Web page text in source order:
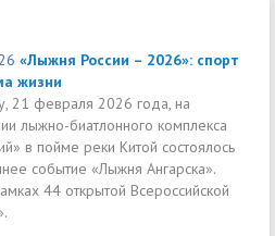
«Лыжня России – 2026»: спорт
жизни
21 февраля 2026 года, на
лыжно-биатлонного комплекса
в пойме реки Китой состоялось
событие «Лыжня Ангарска».
44 открытой Всероссийской